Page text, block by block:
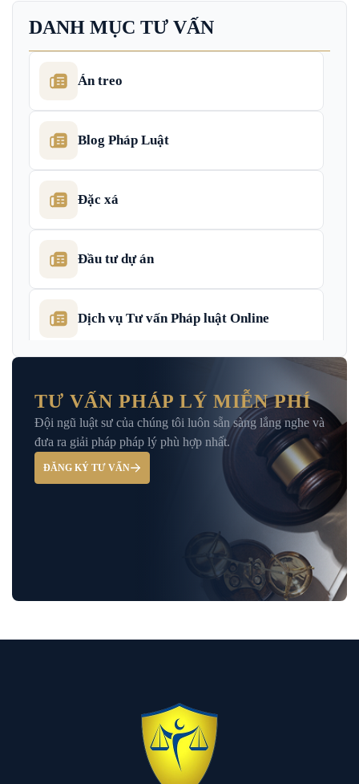
DANH MỤC TƯ VẤN
Án treo
Blog Pháp Luật
Đặc xá
Đầu tư dự án
Dịch vụ Tư vấn Pháp luật Online
Giải Đáp – Tư Vấn Pháp Luật Hình Sự
Hỏi đáp và tư vấn pháp luật
Luật Bảo Hiểm Xã Hội
Luật Giao Thông
TƯ VẤN PHÁP LÝ MIỄN PHÍ
Đội ngũ luật sư của chúng tôi luôn sẵn sàng lắng nghe và
đưa ra giải pháp pháp lý phù hợp nhất.
ĐĂNG KÝ TƯ VẤN